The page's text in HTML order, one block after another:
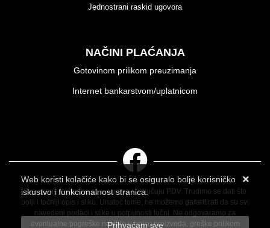
Jednostrani raskid ugovora
NAČINI PLAĆANJA
Gotovinom prilikom preuzimanja
Internet bankarstvom/uplatnicom
Sve cijene iskazane su u eurima i uključuju PDV. Trudimo se dati što
bolji i točniji opis i sliku. Unatoč tome, ne možemo garantirati da su svi
navedeni podaci i slike u potpunosti točni. Ne odgovaramo za
eventualne pogreške nastale u opisu proizvoda, greške prilikom
Web koristi kolačiće kako bi se osiguralo bolje korisničko
iskustvo i funkcionalnost stranica.
Više informacija o kolačićima možete pročitati ovdje
Prihvaćam sve